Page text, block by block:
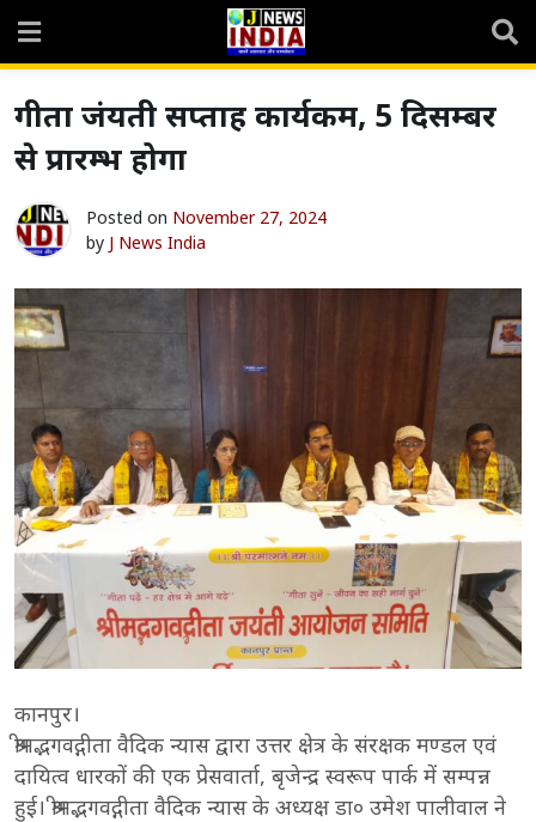
content
गीता जंयती सप्ताह कार्यकम, 5 दिसम्बर
से प्रारम्भ होगा
Posted on November 27, 2024
by J News India
कानपुर।
श्रीमद्भगवद्गीता वैदिक न्यास द्वारा उत्तर क्षेत्र के संरक्षक मण्डल एवं
दायित्व धारकों की एक प्रेसवार्ता, बृजेन्द्र स्वरूप पार्क में सम्पन्न
हुई। श्रीम‌द्भगवद्गीता वैदिक न्यास के अध्यक्ष डा० उमेश पालीवाल ने